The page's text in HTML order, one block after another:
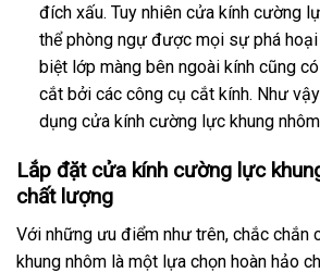
đích xấu. Tuy nhiên cửa kính cường
thể phòng ngự được mọi sự phá
biệt lớp màng bên ngoài kính cũng
cắt bởi các công cụ cắt kính. Như
dụng cửa kính cường lực khung
Lắp đặt cửa kính cường lực
chất lượng
Với những ưu điểm như trên, chắc chắn
khung nhôm là một lựa chọn hoàn hảo